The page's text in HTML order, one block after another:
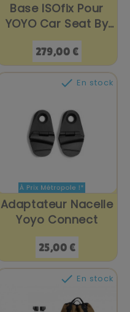
Base ISOfix Pour
YOYO Car Seat By
BeSafe
Prix
279,00 €
 En stock
Adaptateur Nacelle
Yoyo Connect
Prix
25,00 €
 En stock